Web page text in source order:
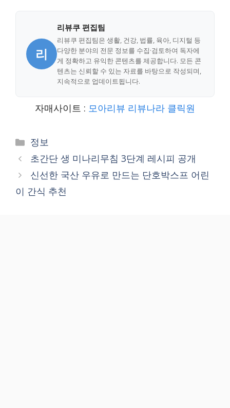
리
리뷰쿠 편집팀
리뷰쿠 편집팀은 생활, 건강, 법률, 육아, 디지털 등
다양한 분야의 전문 정보를 수집·검토하여 독자에
게 정확하고 유익한 콘텐츠를 제공합니다. 모든 콘
텐츠는 신뢰할 수 있는 자료를 바탕으로 작성되며,
지속적으로 업데이트됩니다.
자매사이트 : 모아리뷰 리뷰나라 클릭원
Categories
정보
초간단 생 미나리무침 3단계 레시피 공개
신선한 국산 우유로 만드는 단호박스프 어린
이 간식 추천